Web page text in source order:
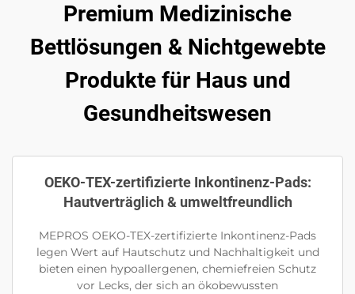
Premium Medizinische
Bettlösungen & Nichtgewebte
Produkte für Haus und
Gesundheitswesen
OEKO-TEX-zertifizierte Inkontinenz-Pads:
Hautverträglich & umweltfreundlich
MEPROS OEKO-TEX-zertifizierte Inkontinenz-Pads
legen Wert auf Hautschutz und Nachhaltigkeit und
bieten einen hypoallergenen, chemiefreien Schutz
vor Lecks, der sich an ökobewussten